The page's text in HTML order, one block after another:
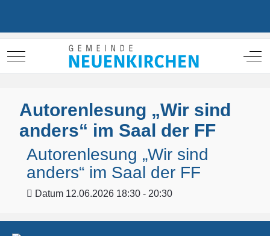
Mobile Menu Toggle Off-
Autorenlesung „Wir sind
anders“ im Saal der FF
Autorenlesung „Wir sind
anders“ im Saal der FF
Datum 12.06.2026 18:30 - 20:30